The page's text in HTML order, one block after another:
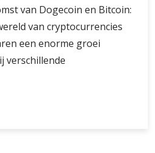
van Dogecoin en Bitcoin:
van cryptocurrencies
een enorme groei
verschillende